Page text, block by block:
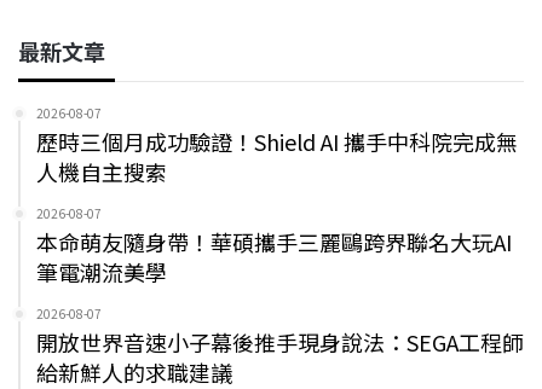
最新文章
2026-08-07
歷時三個月成功驗證！Shield AI 攜手中科院完成無
人機自主搜索
2026-08-07
本命萌友隨身帶！華碩攜手三麗鷗跨界聯名大玩AI
筆電潮流美學
2026-08-07
開放世界音速小子幕後推手現身說法：SEGA工程師
給新鮮人的求職建議